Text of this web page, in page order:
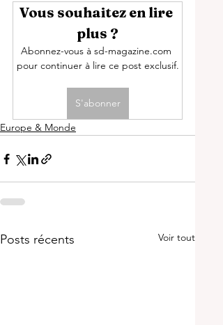
Vous souhaitez en lire
plus ?
Abonnez-vous à sd-magazine.com
pour continuer à lire ce post exclusif.
S'abonner
Europe & Monde
Posts récents Voir tout